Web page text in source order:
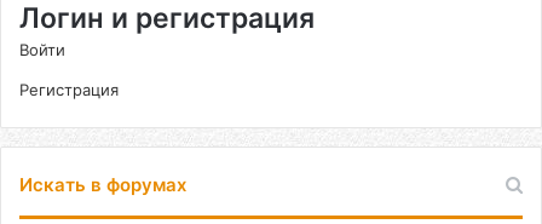
Логин и регистрация
Войти
Регистрация
Искать в форумах